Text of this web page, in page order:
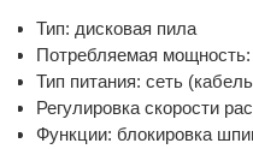
Тип: дисковая пила
Потребляемая
Тип питания: сеть
Регулировка скорости
Функции: блокировка